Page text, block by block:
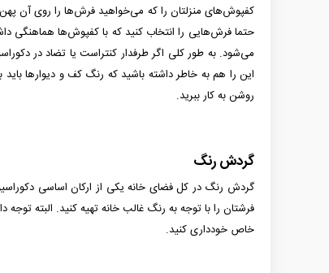
کفپوش‌های منزلتان را که می‌خواهید فرش‌ها را روی آن
حتما فرش‌هایی را انتخاب کنید که با کفپوش‌ها هماهنگی
می‌شود. به طور کلی اگر طرفدار کنتراست یا تضاد در
این را هم به خاطر داشته باشید که رنگ کف و دیوارها
روشن به کار ببرید.
گردش رنگ
گردش رنگ در کل فضای خانه یکی از ارکان اساسی
فرشتان را با توجه به رنگ غالب خانه تهیه کنید. البته
خاص خودداری کنید.